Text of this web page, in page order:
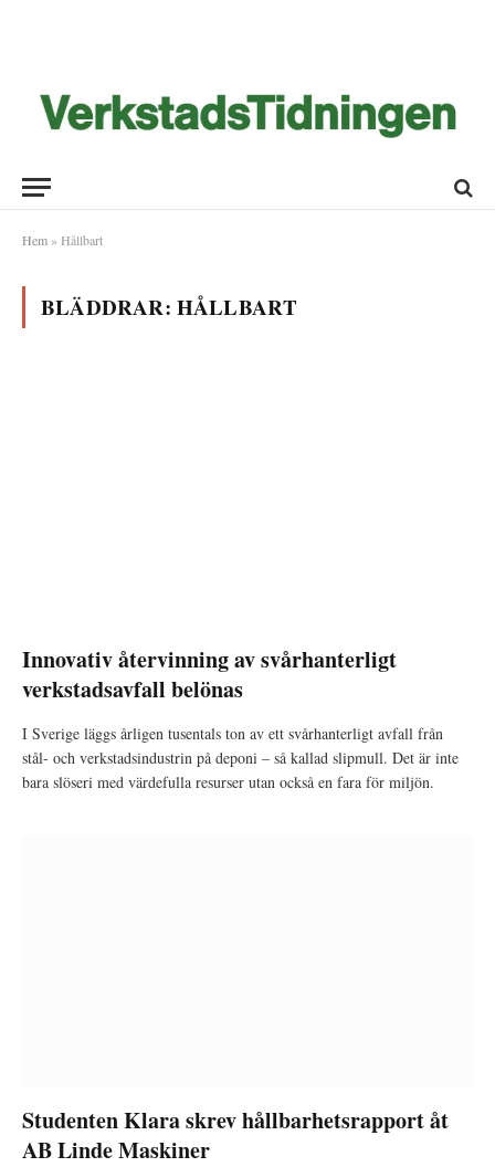
Hem » Hållbart
BLÄDDRAR: HÅLLBART
Innovativ återvinning av svårhanterligt
verkstadsavfall belönas
I Sverige läggs årligen tusentals ton av ett svårhanterligt avfall från
stål- och verkstadsindustrin på deponi – så kallad slipmull. Det är inte
bara slöseri med värdefulla resurser utan också en fara för miljön.
Studenten Klara skrev hållbarhetsrapport åt
AB Linde Maskiner